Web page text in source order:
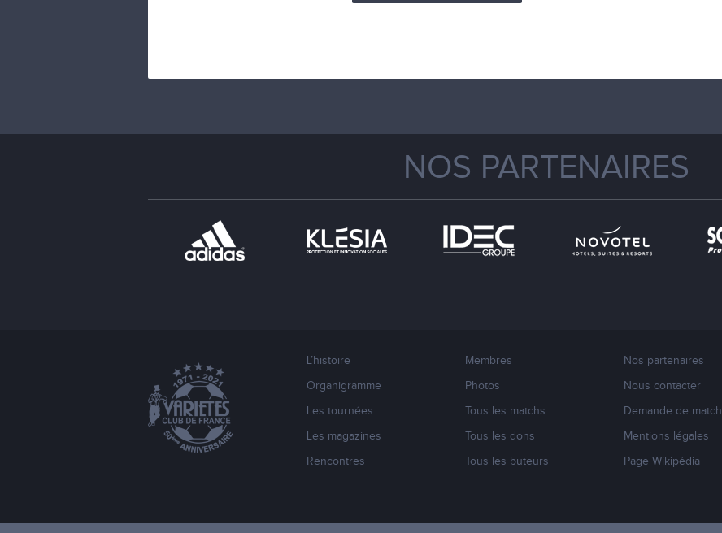
NOS PARTENAIRES
L’histoire
Organigramme
Les tournées
Les magazines
Rencontres
Membres
Photos
Tous les matchs
Tous les dons
Tous les buteurs
Nos partenaires
Nous contacter
Demande de match
Mentions légales
Page Wikipédia